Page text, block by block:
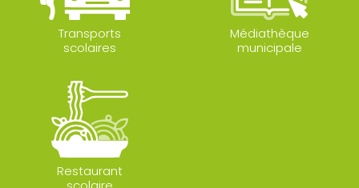
Transports
scolaires
Médiathèque
municipale
Restaurant